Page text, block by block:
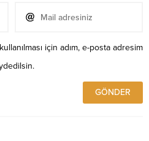
için adım, e-posta adresim